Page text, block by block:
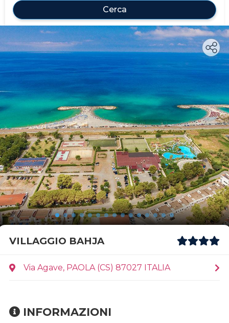
Cerca
VILLAGGIO BAHJA
Via Agave, PAOLA (CS) 87027 ITALIA
INFORMAZIONI